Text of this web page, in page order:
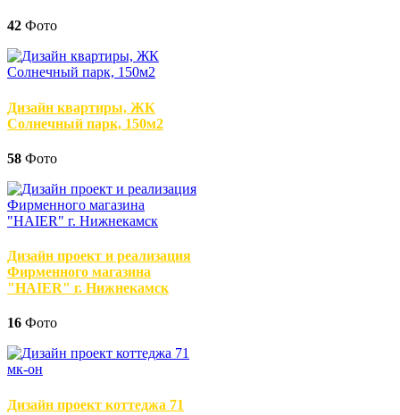
42 Фото
Дизайн квартиры, ЖК
Солнечный парк, 150м2
58 Фото
Дизайн проект и реализация
Фирменного магазина
"HAIER" г. Нижнекамск
16 Фото
Дизайн проект коттеджа 71